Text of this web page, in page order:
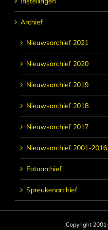
Archief
Nieuwsarchief 2021
Nieuwsarchief 2020
Nieuwsarchief 2019
Nieuwsarchief 2018
Nieuwsarchief 2017
Nieuwsarchief 2001-2016
Fotoarchief
Spreukenarchief
Copyright